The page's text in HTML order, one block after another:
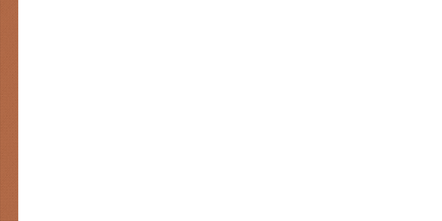
से सीमावर्ती एवं दूरस्थ
के गठन एवं विस्तार की